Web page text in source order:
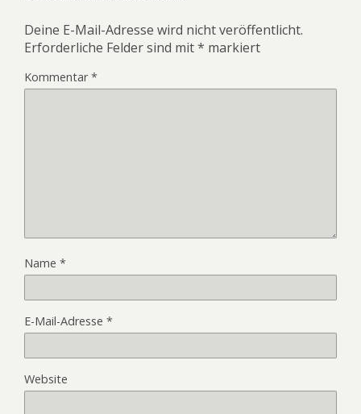
Deine E-Mail-Adresse wird nicht veröffentlicht.
Erforderliche Felder sind mit* markiert
Kommentar*
Name *
E-Mail-Adresse *
Website